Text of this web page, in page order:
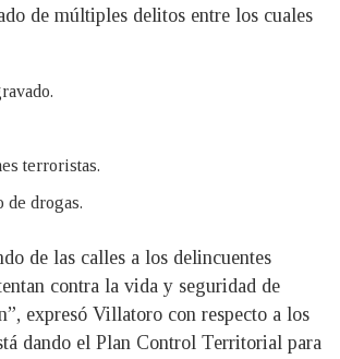
de múltiples delitos entre los cuales
terroristas.
drogas.
de las calles a los delincuentes
contra la vida y seguridad de
expresó Villatoro con respecto a los
dando el Plan Control Territorial para